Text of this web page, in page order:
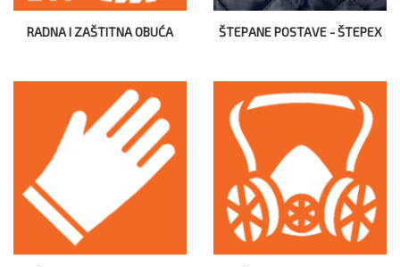
RADNA I ZAŠTITNA OBUĆA ŠTEPANE POSTAVE - ŠTEPEX